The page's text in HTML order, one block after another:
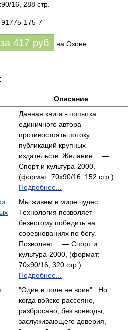
16, 288 стр.
175-7
417 руб на Озоне
Описание
Данная книга - попытка
единичного автора
противостоять потоку
публикаций крупных
издательств. Желание… —
Спорт и культура-2000,
(формат: 70x90/16, 152 стр.)
Подробнее...
Мы живем в мире чудес.
Технология позволяет
безногому победить на
соревнованиях по бегу.
Позволяет… — Спорт и
культура-2000, (формат:
70x90/16, 320 стр.)
Подробнее...
"Один в поле не воин" . Но
когда войско рассеяно,
разбросано, без воеводы,
заслуживающего доверия,